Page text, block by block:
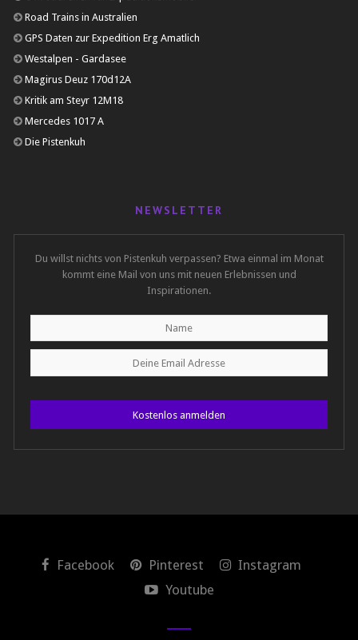
Road Trains in Australien
GPS Daten zur Expedition Erg Amatlich
Westalpen - Gardasee
Magirus Deuz 170d12A
Kritik am Steyr 12M18
Mercedes 1017 A
Die Pistenkuh
NEWSLETTER
Du willst nichts von Pistenkuh verpassen? Etwa einmal im Monat
kommt eine Mail von uns mit neuen Erlebnissen und
Inspirationen.
Kostenlos anmelden
Facebook Pinterest
Instagram
Youtube